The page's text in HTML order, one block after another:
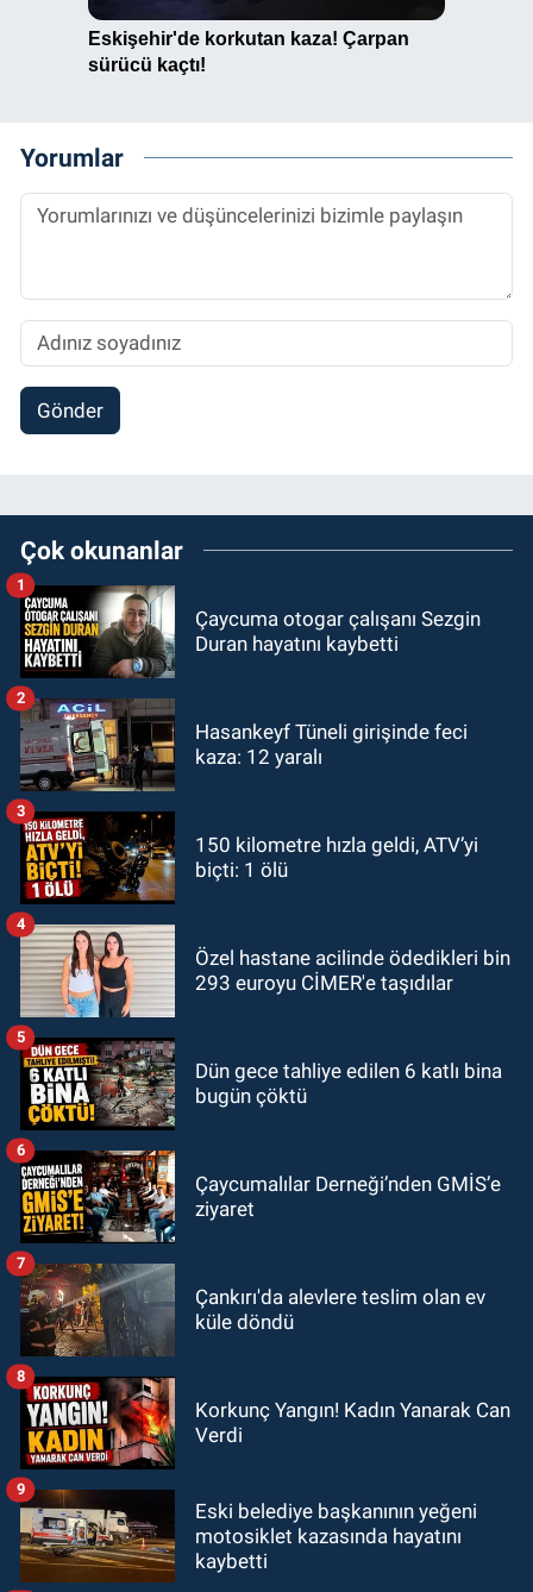
Yorumlar
Gönder
Çok okunanlar
Çaycuma otogar çalışanı Sezgin
Duran hayatını kaybetti
1
Hasankeyf Tüneli girişinde feci
kaza: 12 yaralı
2
150 kilometre hızla geldi, ATV’yi
biçti: 1 ölü
3
Özel hastane acilinde ödedikleri bin
293 euroyu CİMER'e taşıdılar
4
Dün gece tahliye edilen 6 katlı bina
bugün çöktü
5
Çaycumalılar Derneği’nden GMİS’e
ziyaret
6
Çankırı'da alevlere teslim olan ev
küle döndü
7
Korkunç Yangın! Kadın Yanarak Can
Verdi
8
Eski belediye başkanının yeğeni
motosiklet kazasında hayatını
kaybetti
9